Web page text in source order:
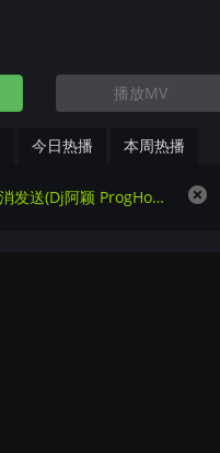
播放MV
今日热播 本周热播
251662 【四会Dj细林Edit】休眠火山 - 第57次取消发送(Dj阿颖 ProgHouse Mix国语男)